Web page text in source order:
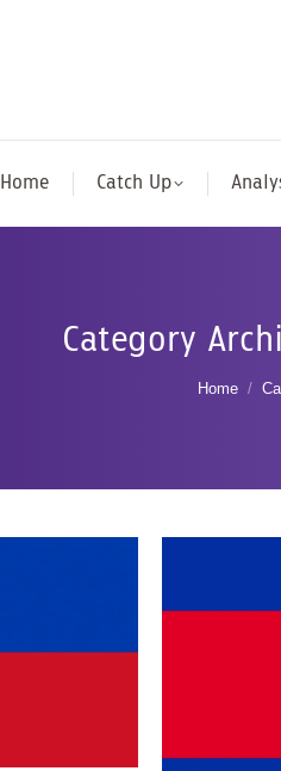
Home Catch Up
Category
You are
Home